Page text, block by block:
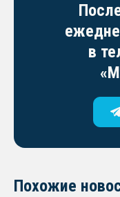
в
Похожие